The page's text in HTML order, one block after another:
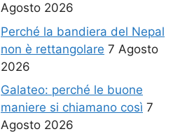
Agosto 2026
Perché la bandiera del Nepal
non è rettangolare 7 Agosto
2026
Galateo: perché le buone
maniere si chiamano così 7
Agosto 2026